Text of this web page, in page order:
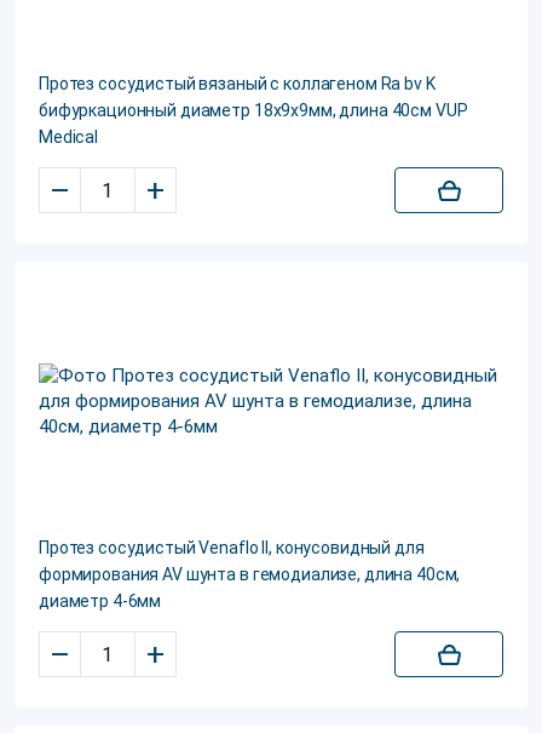
Протез сосудистый вязаный с коллагеном Ra bv K
бифуркационный диаметр 18х9х9мм, длина 40см VUP
Medical
– +
Протез сосудистый Venaflo II, конусовидный для
формирования AV шунта в гемодиализе, длина 40см,
диаметр 4-6мм
– +